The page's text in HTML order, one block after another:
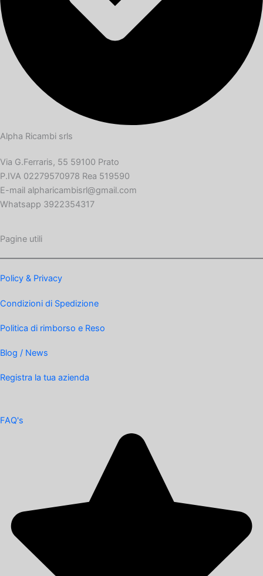
Alpha Ricambi srls
Via G.Ferraris, 55 59100 Prato
P.IVA 02279570978 Rea 519590
E-mail alpharicambisrl@gmail.com
Whatsapp 3922354317
Pagine utili
Policy & Privacy
Condizioni di Spedizione
Politica di rimborso e Reso
Blog / News
Registra la tua azienda
FAQ's